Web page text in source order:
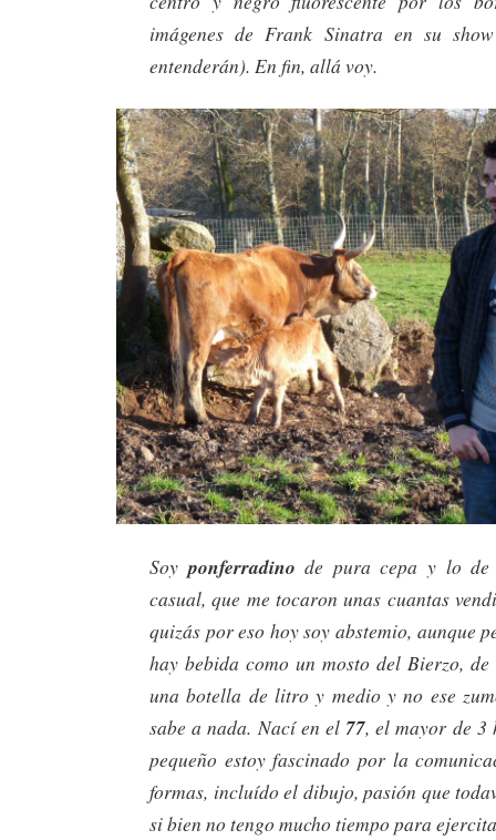
imágenes de Frank Sinatra en su
entenderán). En fin, allá voy.
Soy ponferradino de pura cepa y lo
casual, que me tocaron unas cuantas
quizás por eso hoy soy abstemio, aunque
hay bebida como un mosto del Bierzo, de
una botella de litro y medio y no ese
sabe a nada. Nací en el 77, el mayor de 3
pequeño estoy fascinado por la
formas, incluído el dibujo, pasión que
si bien no tengo mucho tiempo para